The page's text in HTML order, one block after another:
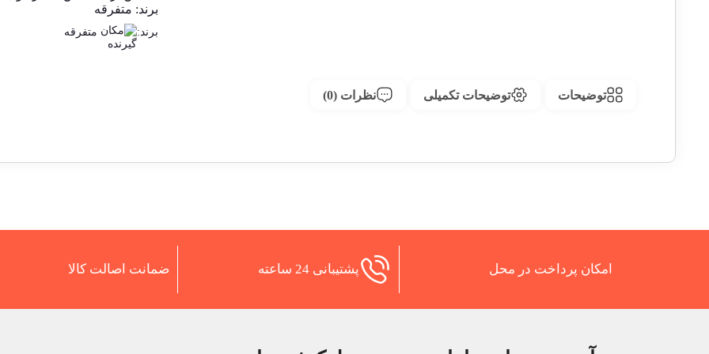
برند: متفرقه
برند: متفرقه
توضیحات توضیحات تکمیلی نظرات (0)
امکان پرداخت در محل پشتیبانی 24 ساعته ضمانت اصالت کالا